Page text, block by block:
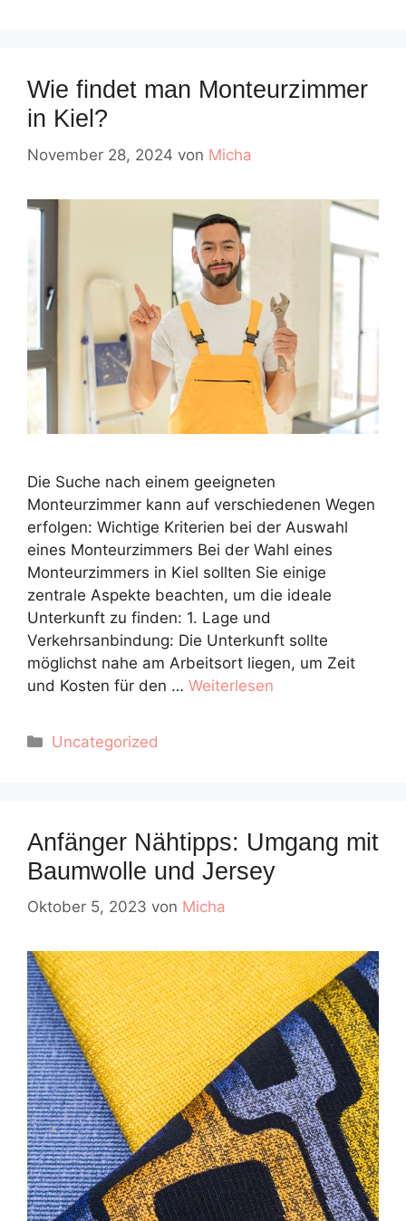
Wie findet man Monteurzimmer
in Kiel?
November 28, 2024 von Micha
Die Suche nach einem geeigneten
Monteurzimmer kann auf verschiedenen Wegen
erfolgen: Wichtige Kriterien bei der Auswahl
eines Monteurzimmers Bei der Wahl eines
Monteurzimmers in Kiel sollten Sie einige
zentrale Aspekte beachten, um die ideale
Unterkunft zu finden: 1. Lage und
Verkehrsanbindung: Die Unterkunft sollte
möglichst nahe am Arbeitsort liegen, um Zeit
und Kosten für den … Weiterlesen
Kategorien
Uncategorized
Anfänger Nähtipps: Umgang mit
Baumwolle und Jersey
Oktober 5, 2023 von Micha